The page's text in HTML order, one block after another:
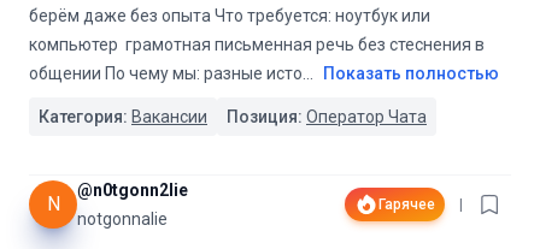
берём даже без опыта Что требуется: ноутбук или
компьютер ️ грамотная письменная речь без стеснения в
общении По чему мы: разные исто
Показать полностью
Категория: Вакансии Позиция: Оператор Чата
N
@n0tgonn2lie
notgonnalie
Гарячее